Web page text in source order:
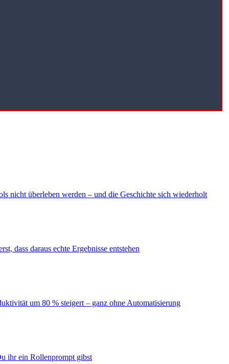
nicht überleben werden – und die Geschichte sich wiederholt
dass daraus echte Ergebnisse entstehen
um 80 % steigert – ganz ohne Automatisierung
ihr ein Rollenprompt gibst